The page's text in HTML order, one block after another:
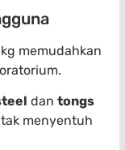
memudahkan
dan tongs
menyentuh